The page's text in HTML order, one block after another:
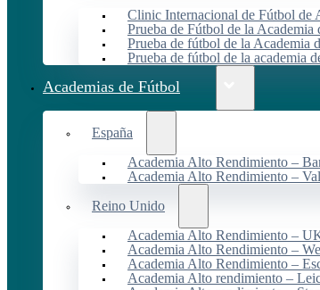
Clinic Internacional de Fútbol de
Prueba de Fútbol de la
Prueba de fútbol de la Academia
Prueba de fútbol de la academia
Academias de Fútbol
España
Academia Alto Rendimiento –
Academia Alto Rendimiento –
Reino Unido
Academia Alto Rendimiento –
Academia Alto Rendimiento –
Academia Alto Rendimiento –
Academia Alto rendimiento –